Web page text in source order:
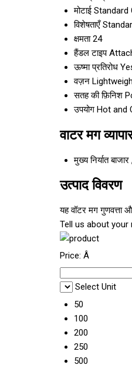
मोटाई Standard
विशेषताएँ
क्षमता 24
हैंडल टाइप
ऊष्मा प्रतिरोध
वज़न
सतह की फ़िनिश
उपयोग Hot and
वाटर मग
मुख्य निर्यात बाजार
उत्पाद विवरण
यह वॉटर मग गुणवत्ता
Tell us about your
Price: Â
Select Unit
50
100
200
250
500